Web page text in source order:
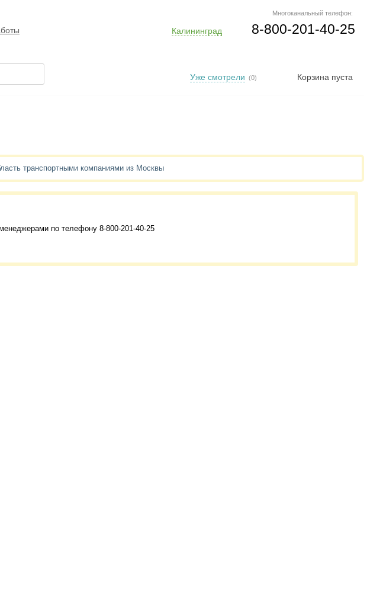
Многоканальный телефон:
8-800-201-40-25
Калининград
Корзина пуста
Уже смотрели (0)
транспортными компаниями из Москвы
по телефону 8-800-201-40-25